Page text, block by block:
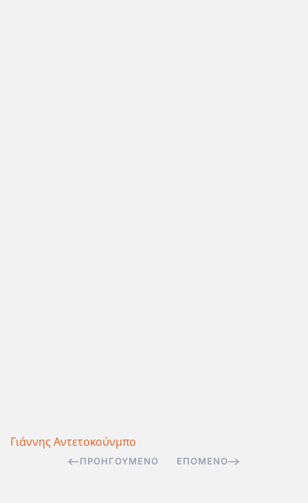
Γιάννης Αντετοκούνμπο
ΠΡΟΗΓΟΎΜΕΝΟ ΕΠΌΜΕΝΟ